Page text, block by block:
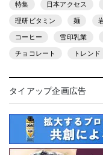
特集 日本アクセス
理研ビタミン 麺
コーヒー 雪印乳業
チョコレート トレンド
タイアップ企画広告